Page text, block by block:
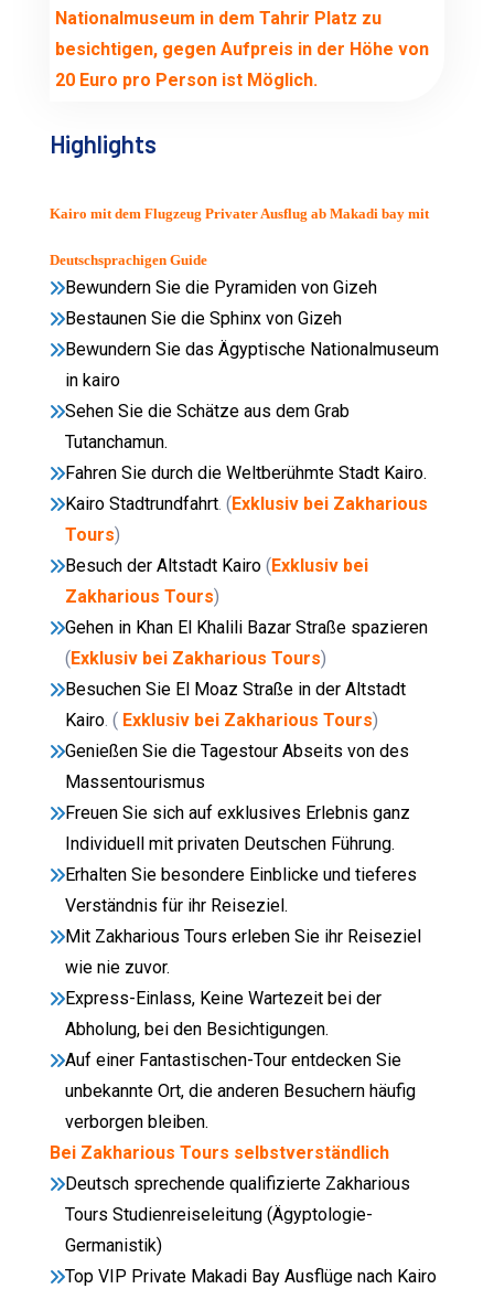
Nationalmuseum in dem Tahrir Platz zu
besichtigen, gegen Aufpreis in der Höhe von
20 Euro pro Person ist Möglich.
Highlights
Kairo mit dem Flugzeug Privater Ausflug ab Makadi bay mit
Deutschsprachigen Guide
Bewundern Sie die Pyramiden von Gizeh
Bestaunen Sie die Sphinx von Gizeh
Bewundern Sie das Ägyptische Nationalmuseum
in kairo
Sehen Sie die Schätze aus dem Grab
Tutanchamun.
Fahren Sie durch die Weltberühmte Stadt Kairo.
Kairo Stadtrundfahrt. ( Exklusiv bei Zakharious
Tours)
Besuch der Altstadt Kairo ( Exklusiv bei
Zakharious Tours)
Gehen in Khan El Khalili Bazar Straße spazieren
( Exklusiv bei Zakharious Tours)
Besuchen Sie El Moaz Straße in der Altstadt
Kairo. ( Exklusiv bei Zakharious Tours)
Genießen Sie die Tagestour Abseits von des
Massentourismus
Freuen Sie sich auf exklusives Erlebnis ganz
Individuell mit privaten Deutschen Führung.
Erhalten Sie besondere Einblicke und tieferes
Verständnis für ihr Reiseziel.
Mit Zakharious Tours erleben Sie ihr Reiseziel
wie nie zuvor.
Express-Einlass, Keine Wartezeit bei der
Abholung, bei den Besichtigungen.
Auf einer Fantastischen-Tour entdecken Sie
unbekannte Ort, die anderen Besuchern häufig
verborgen bleiben.
Bei Zakharious Tours selbstverständlich
Deutsch sprechende qualifizierte Zakharious
Tours Studienreiseleitung (Ägyptologie-
Germanistik)
Top VIP Private Makadi Bay Ausflüge nach Kairo